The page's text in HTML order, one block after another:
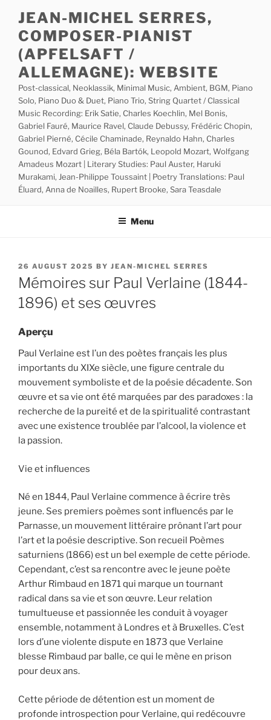
content
JEAN-MICHEL SERRES,
COMPOSER-PIANIST
(APFELSAFT /
ALLEMAGNE): WEBSITE
Post-classical, Neoklassik, Minimal Music, Ambient, BGM, Piano
Solo, Piano Duo & Duet, Piano Trio, String Quartet / Classical
Music Recording: Erik Satie, Charles Koechlin, Mel Bonis,
Gabriel Fauré, Maurice Ravel, Claude Debussy, Frédéric Chopin,
Gabriel Pierné, Cécile Chaminade, Reynaldo Hahn, Charles
Gounod, Edvard Grieg, Béla Bartók, Leopold Mozart, Wolfgang
Amadeus Mozart | Literary Studies: Paul Auster, Haruki
Murakami, Jean-Philippe Toussaint | Poetry Translations: Paul
Éluard, Anna de Noailles, Rupert Brooke, Sara Teasdale
Menu
POSTED
ON
26 AUGUST 2025 BY JEAN-MICHEL SERRES
Mémoires sur Paul Verlaine (1844-
1896) et ses œuvres
Aperçu
Paul Verlaine est l’un des poètes français les plus
importants du XIXe siècle, une figure centrale du
mouvement symboliste et de la poésie décadente. Son
œuvre et sa vie ont été marquées par des paradoxes : la
recherche de la pureité et de la spiritualité contrastant
avec une existence troublée par l’alcool, la violence et
la passion.
Vie et influences
Né en 1844, Paul Verlaine commence à écrire très
jeune. Ses premiers poèmes sont influencés par le
Parnasse, un mouvement littéraire prônant l’art pour
l’art et la poésie descriptive. Son recueil Poèmes
saturniens (1866) est un bel exemple de cette période.
Cependant, c’est sa rencontre avec le jeune poète
Arthur Rimbaud en 1871 qui marque un tournant
radical dans sa vie et son œuvre. Leur relation
tumultueuse et passionnée les conduit à voyager
ensemble, notamment à Londres et à Bruxelles. C’est
lors d’une violente dispute en 1873 que Verlaine
blesse Rimbaud par balle, ce qui le mène en prison
pour deux ans.
Cette période de détention est un moment de
profonde introspection pour Verlaine, qui redécouvre